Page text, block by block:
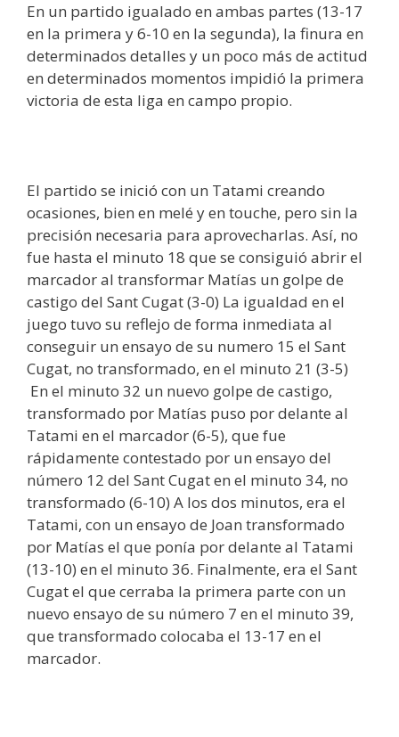
En un partido igualado en ambas partes (13-17
en la primera y 6-10 en la segunda), la finura en
determinados detalles y un poco más de actitud
en determinados momentos impidió la primera
victoria de esta liga en campo propio.
El partido se inició con un Tatami creando
ocasiones, bien en melé y en touche, pero sin la
precisión necesaria para aprovecharlas. Así, no
fue hasta el minuto 18 que se consiguió abrir el
marcador al transformar Matías un golpe de
castigo del Sant Cugat (3-0) La igualdad en el
juego tuvo su reflejo de forma inmediata al
conseguir un ensayo de su numero 15 el Sant
Cugat, no transformado, en el minuto 21 (3-5)
En el minuto 32 un nuevo golpe de castigo,
transformado por Matías puso por delante al
Tatami en el marcador (6-5), que fue
rápidamente contestado por un ensayo del
número 12 del Sant Cugat en el minuto 34, no
transformado (6-10) A los dos minutos, era el
Tatami, con un ensayo de Joan transformado
por Matías el que ponía por delante al Tatami
(13-10) en el minuto 36. Finalmente, era el Sant
Cugat el que cerraba la primera parte con un
nuevo ensayo de su número 7 en el minuto 39,
que transformado colocaba el 13-17 en el
marcador.